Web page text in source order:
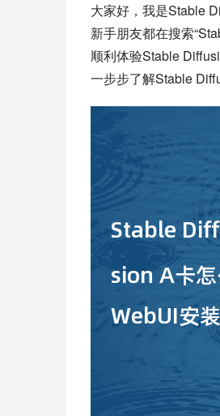
大家好，我是Stable
新手朋友都在搜索
顺利体验Stable
一步步了解Stable